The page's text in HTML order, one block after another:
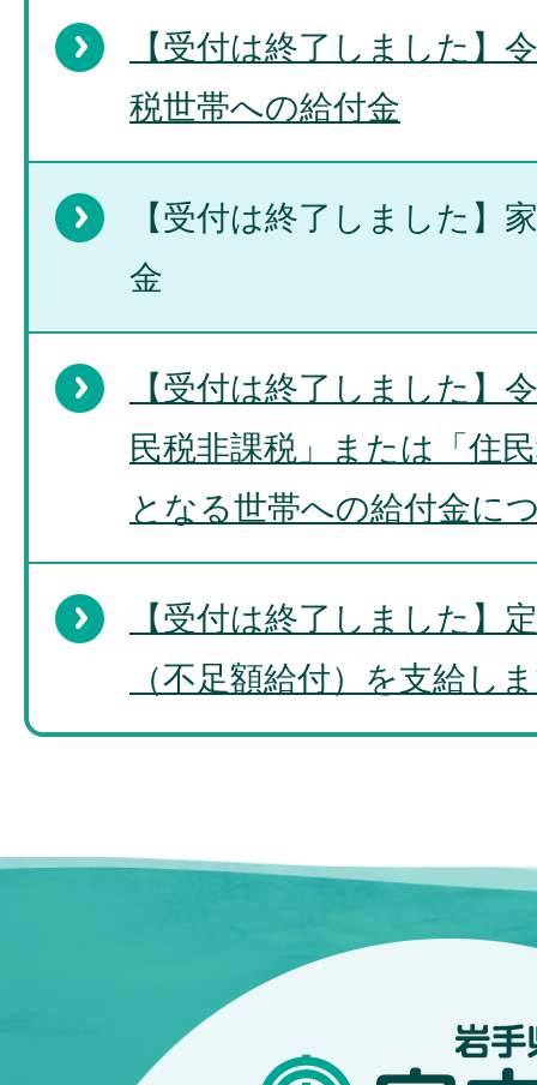
【受付は終了しました】
税世帯への給付金
【受付は終了しました】
金
【受付は終了しました】
民税非課税」または「住
となる世帯への給付金に
【受付は終了しました】
（不足額給付）を支給し